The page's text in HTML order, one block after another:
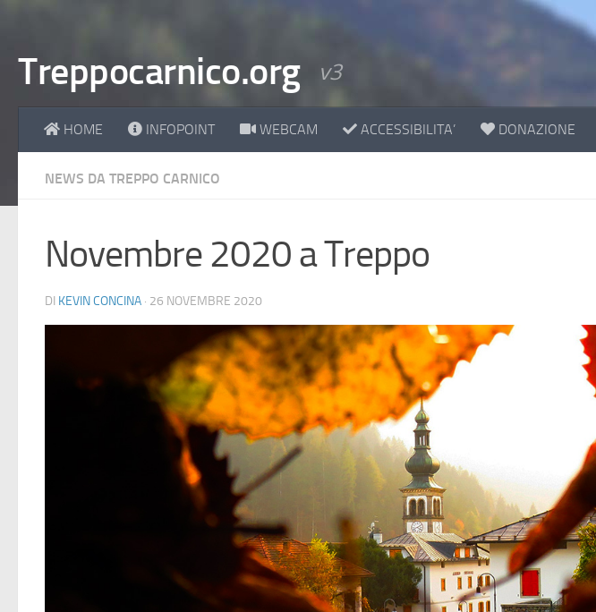
Treppocarnico.org v3
HOME INFOPOINT WEBCAM ACCESSIBILITA’ DONAZIONE
NEWS DA TREPPO CARNICO
Novembre 2020 a Treppo
DI KEVIN CONCINA · 26 NOVEMBRE 2020